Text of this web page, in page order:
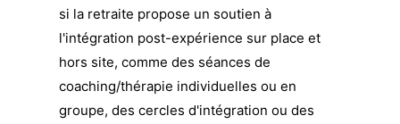
si la retraite propose un soutien à
l'intégration post-expérience sur place et
hors site, comme des séances de
coaching/thérapie individuelles ou en
groupe, des cercles d'intégration ou des